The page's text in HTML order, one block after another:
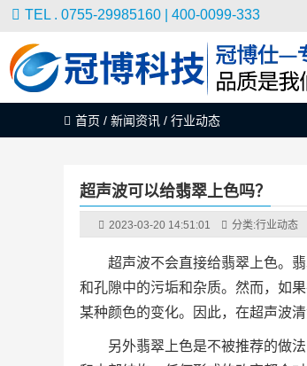
TEL . 0755-29985160 | 400-0099-333
首页 / 新闻资讯 / 行业动态
超声波可以给翡翠上色吗？
2023-03-20 14:51:01 分类:行业动态
超声波不会直接给翡翠上色。
和孔隙中的污垢和杂质。然而，如
某种颜色的变化。因此，在超声波
另外翡翠上色是不被推荐的做